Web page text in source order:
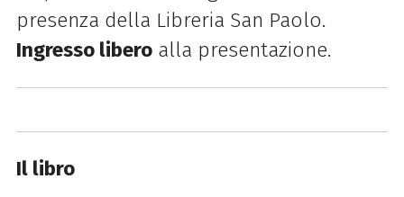
presenza della Libreria San Paolo.
Ingresso liberoalla presentazione.
Il libro